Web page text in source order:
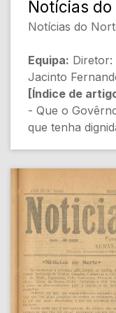
- Partido
[Política]
- Conferência -
Gonçalves
- Depoimentos
(Adalgisto de
- Povoa de
- Cães vadios
- Emigração
[Conteúdo
pode conter
Notícias
Notícias do
Equipa: Diretor:
Jacinto
[Índice de
- Que o
que tenha
- Pró instrução
administração
- Selvagens
[Crítica de
- Novos ricos
economia pós-
- Um trauliteiro